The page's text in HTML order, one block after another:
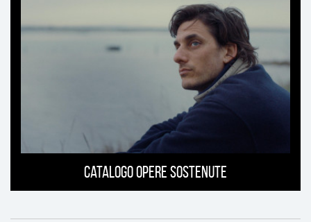
Catalogo opere sostenute